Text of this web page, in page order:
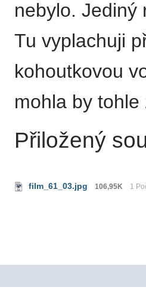
nebylo. Jediný
Tu vyplachuji
kohoutkovou
mohla by tohle
Přiložený
film_61_03.jpg 106,95K 1